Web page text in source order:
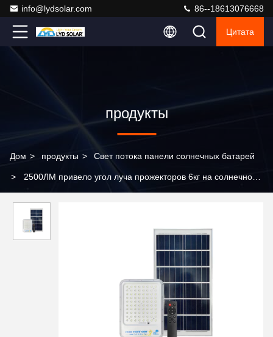
info@lydsolar.com 86--18613076668
Цитата
продукты
Дом > продукты > Свет потока панели солнечных батарей
> 2500ЛМ привело угол луча прожекторов 6кг на солнечной